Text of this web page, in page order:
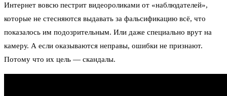
Интернет вовсю пестрит видеороликами от «наблюдателей»,
которые не стесняются выдавать за фальсификацию всё, что
показалось им подозрительным. Или даже специально врут на
камеру. А если оказываются неправы, ошибки не признают.
Потому что их цель — скандалы.